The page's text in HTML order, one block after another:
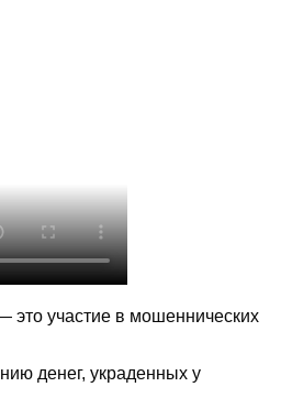
это участие в мошеннических
денег, украденных у